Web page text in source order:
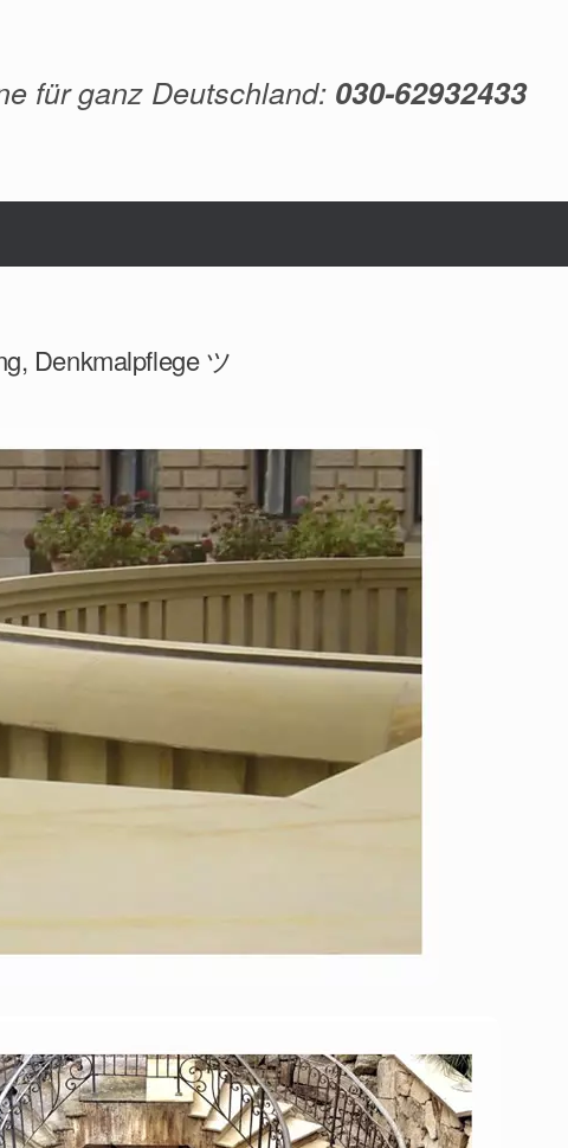
für ganz Deutschland: 030-62932433
Denkmalpflege ツ